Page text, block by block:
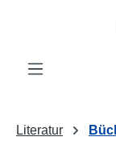
Zum Hauptinhalt
Literatur